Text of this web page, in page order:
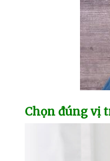
Chọn đúng vị